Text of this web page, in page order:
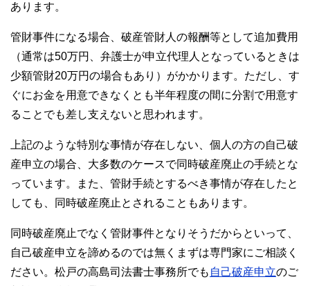
あります。
管財事件になる場合、破産管財人の報酬等として追加費用
（通常は50万円、弁護士が申立代理人となっているときは
少額管財20万円の場合もあり）がかかります。ただし、す
ぐにお金を用意できなくとも半年程度の間に分割で用意す
ることでも差し支えないと思われます。
上記のような特別な事情が存在しない、個人の方の自己破
産申立の場合、大多数のケースで同時破産廃止の手続とな
っています。また、管財手続とするべき事情が存在したと
しても、同時破産廃止とされることもあります。
同時破産廃止でなく管財事件となりそうだからといって、
自己破産申立を諦めるのでは無くまずは専門家にご相談く
ださい。松戸の高島司法書士事務所でも 自己破産申立のご